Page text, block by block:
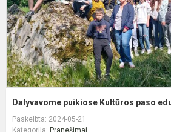
Dalyvavome puikiose Kultūros paso
Paskelbta: 2024-05-21
Kategorija: Pranešimai